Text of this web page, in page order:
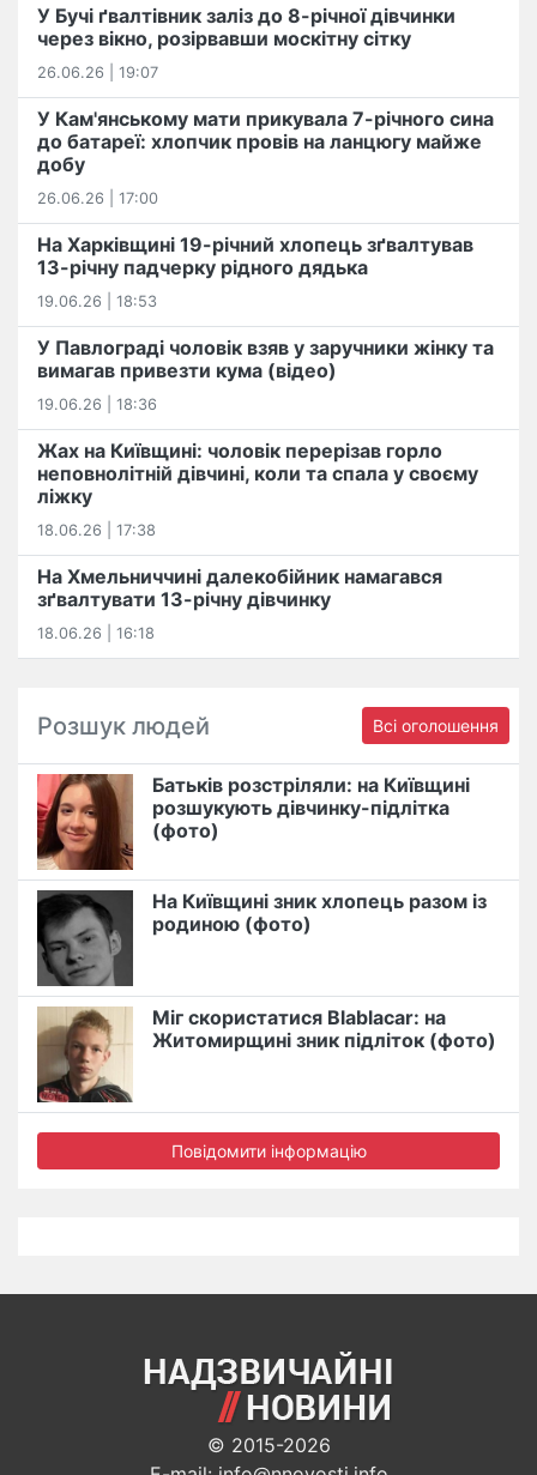
У Бучі ґвалтівник заліз до 8-річної дівчинки
через вікно, розірвавши москітну сітку
26.06.26 | 19:07
У Кам'янському мати прикувала 7-річного сина
до батареї: хлопчик провів на ланцюгу майже
добу
26.06.26 | 17:00
На Харківщині 19-річний хлопець​ ️зґвалтував
13-річну падчерку рідного дядька
19.06.26 | 18:53
У Павлограді чоловік взяв у заручники жінку та
вимагав привезти кума (відео)
19.06.26 | 18:36
Жах на Київщині: чоловік перерізав горло
неповнолітній дівчині, коли та спала у своєму
ліжку
18.06.26 | 17:38
На Хмельниччині далекобійник намагався
зґвалтувати 13-річну дівчинку
18.06.26 | 16:18
Розшук людей Всі оголошення
Батьків розстріляли: на Київщині
розшукують дівчинку-підлітка
(фото)
На Київщині зник хлопець разом із
родиною (фото)
Міг скористатися Blablacar: на
Житомирщині зник підліток (фото)
Повідомити інформацію
© 2015-2026